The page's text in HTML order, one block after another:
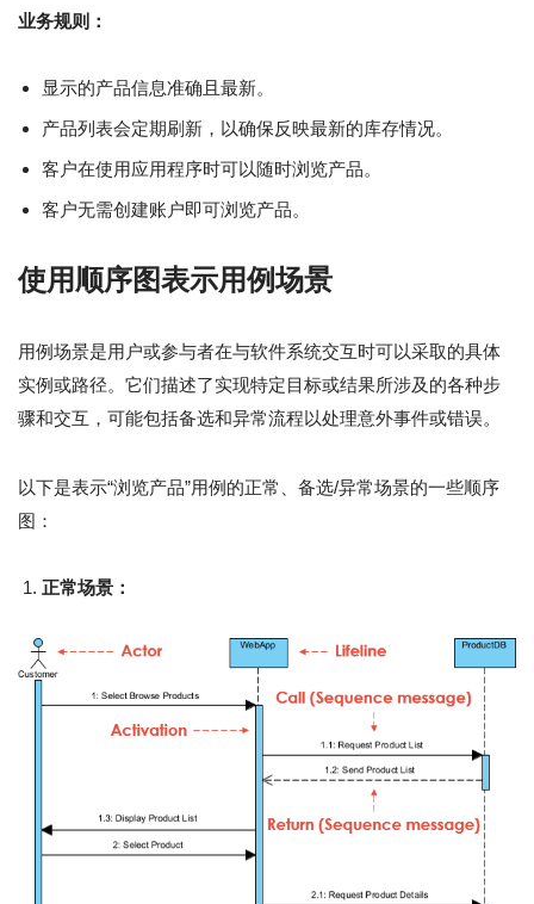
业务规则：
显示的产品信息准确且最新。
产品列表会定期刷新，以确保反映最新的库存情况。
客户在使用应用程序时可以随时浏览产品。
客户无需创建账户即可浏览产品。
使用顺序图表示用例场景
用例场景是用户或参与者在与软件系统交互时可以采取的具体
实例或路径。它们描述了实现特定目标或结果所涉及的各种步
骤和交互，可能包括备选和异常流程以处理意外事件或错误。
以下是表示“浏览产品”用例的正常、备选/异常场景的一些顺序
图：
正常场景：